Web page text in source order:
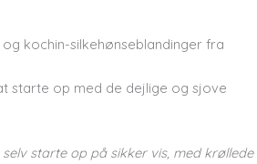
kochin-silkehønseblandinger fra
starte op med de dejlige og sjove
starte op på sikker vis, med krøllede